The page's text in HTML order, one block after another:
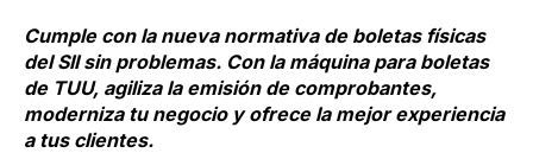
Cumple con la nueva normativa de boletas físicas
del SII sin problemas. Con la máquina para boletas
de TUU, agiliza la emisión de comprobantes,
moderniza tu negocio y ofrece la mejor experiencia
a tus clientes.